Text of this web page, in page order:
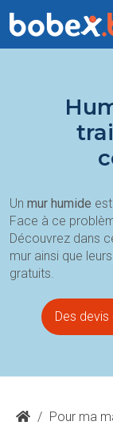
Un mur humide
Face à ce
Découvrez dans
mur ainsi que
gratuits.
Des
/ Pour ma